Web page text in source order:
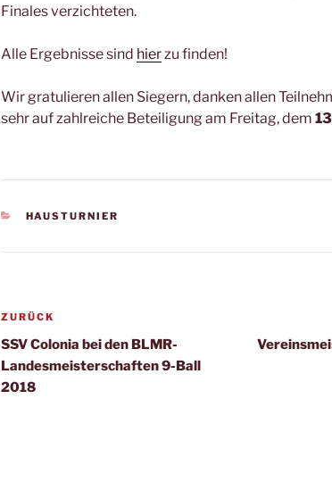
Finales verzichteten.
Alle Ergebnisse sind hierzu finden!
Wir gratulieren allen Siegern, danken allen
sehr auf zahlreiche Beteiligung am Freitag, dem
KATEGORIEN
HAUSTURNIER
Beitragsnavigation
Vorheriger
Beitrag
ZURÜCK
SSV Colonia bei den BLMR-
Landesmeisterschaften 9-Ball
2018